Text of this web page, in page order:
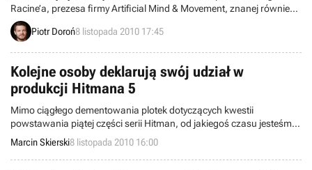
Racine’a, prezesa firmy Artificial Mind & Movement, znanej również
jako A2M, wynika, że firma – specjalizująca się dotąd w produkcji
gier bazujących na znanych licencjach – będzie się od teraz
Piotr Doroń8 listopada 2010 17:45
Kolejne osoby deklarują swój udział w
produkcji Hitmana 5
Mimo ciągłego dementowania plotek dotyczących kwestii
powstawania piątej części serii Hitman, od jakiegoś czasu jesteśmy
całkiem mocno przekonani, że prędzej czy później dojdzie do
oficjalnego ogłoszenia. Tym razem wskazują na to życiorysy
zawodowe trzech pracowników studia IO Intertactive, które znaleźć
Marcin Skierski8 listopada 2010 16:00